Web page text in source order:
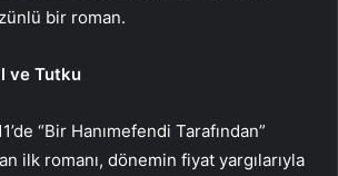
bir roman.
ve Tutku
“Bir Hanımefendi Tarafından”
ilk romanı, dönemin fiyat yargılarıyla